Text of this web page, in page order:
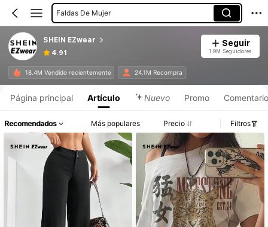
Faldas De Mujer
SHEIN EZwear
4.91
Seguir
1.9M Seguidores
18.4M Vendido recientemente 24.1M Recompra
Página principal Artículo Nuevo Promo
Recomendados Más populares Precio Filtros